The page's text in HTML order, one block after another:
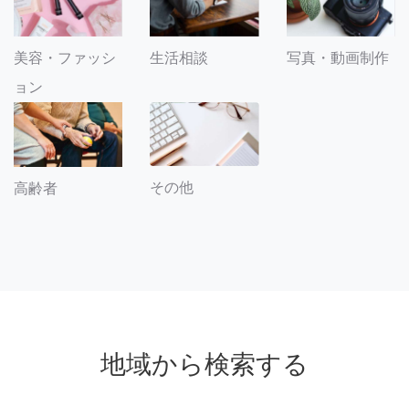
美容・ファッシ
ョン
生活相談 写真・動画制作
高齢者 その他
地域から検索する